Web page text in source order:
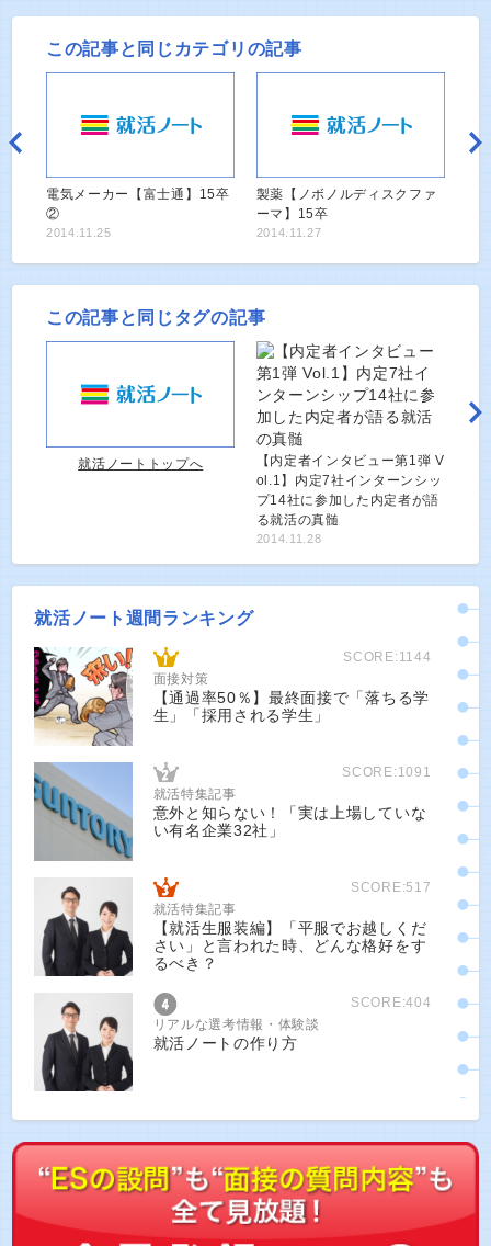
この記事と同じカテゴリの記事
電気メーカー【富士通】15卒
②
2014.11.25
製薬【ノボノルディスクファ
ーマ】15卒
2014.11.27
この記事と同じタグの記事
就活ノートトップへ
【内定者インタビュー第1弾 V
ol.1】内定7社インターンシッ
プ14社に参加した内定者が語
る就活の真髄
2014.11.28
就活ノート週間ランキング
SCORE:1144
面接対策
【通過率50％】最終面接で「落ちる学
生」「採用される学生」
SCORE:1091
就活特集記事
意外と知らない！「実は上場していな
い有名企業32社」
SCORE:517
就活特集記事
【就活生服装編】「平服でお越しくだ
さい」と言われた時、どんな格好をす
るべき？
SCORE:404
リアルな選考情報・体験談
就活ノートの作り方